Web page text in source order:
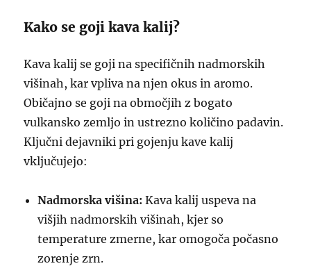
Kako se goji kava kalij?
Kava kalij se goji na specifičnih nadmorskih
višinah, kar vpliva na njen okus in aromo.
Običajno se goji na območjih z bogato
vulkansko zemljo in ustrezno količino padavin.
Ključni dejavniki pri gojenju kave kalij
vključujejo:
Nadmorska višina: Kava kalij uspeva na
višjih nadmorskih višinah, kjer so
temperature zmerne, kar omogoča počasno
zorenje zrn.